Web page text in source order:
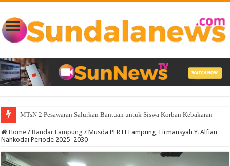
Pemprov dan DPRD Lampung Sepakati Perubahan KUA-PPAS APBD 2026
Home / Bandar Lampung / Musda PERTI Lampung, Firmansyah Y. Alfian
Nahkodai Periode 2025–2030